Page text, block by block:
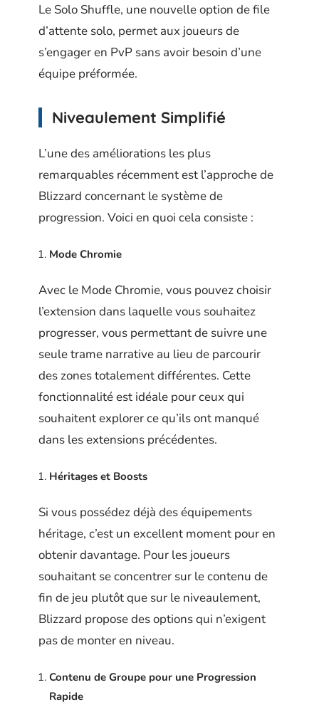
Le Solo Shuffle, une nouvelle option de file
d’attente solo, permet aux joueurs de
s’engager en PvP sans avoir besoin d’une
équipe préformée.
Niveaulement Simplifié
L’une des améliorations les plus
remarquables récemment est l’approche de
Blizzard concernant le système de
progression. Voici en quoi cela consiste :
Mode Chromie
Avec le Mode Chromie, vous pouvez choisir
l’extension dans laquelle vous souhaitez
progresser, vous permettant de suivre une
seule trame narrative au lieu de parcourir
des zones totalement différentes. Cette
fonctionnalité est idéale pour ceux qui
souhaitent explorer ce qu’ils ont manqué
dans les extensions précédentes.
Héritages et Boosts
Si vous possédez déjà des équipements
héritage, c’est un excellent moment pour en
obtenir davantage. Pour les joueurs
souhaitant se concentrer sur le contenu de
fin de jeu plutôt que sur le niveaulement,
Blizzard propose des options qui n’exigent
pas de monter en niveau.
Contenu de Groupe pour une Progression
Rapide